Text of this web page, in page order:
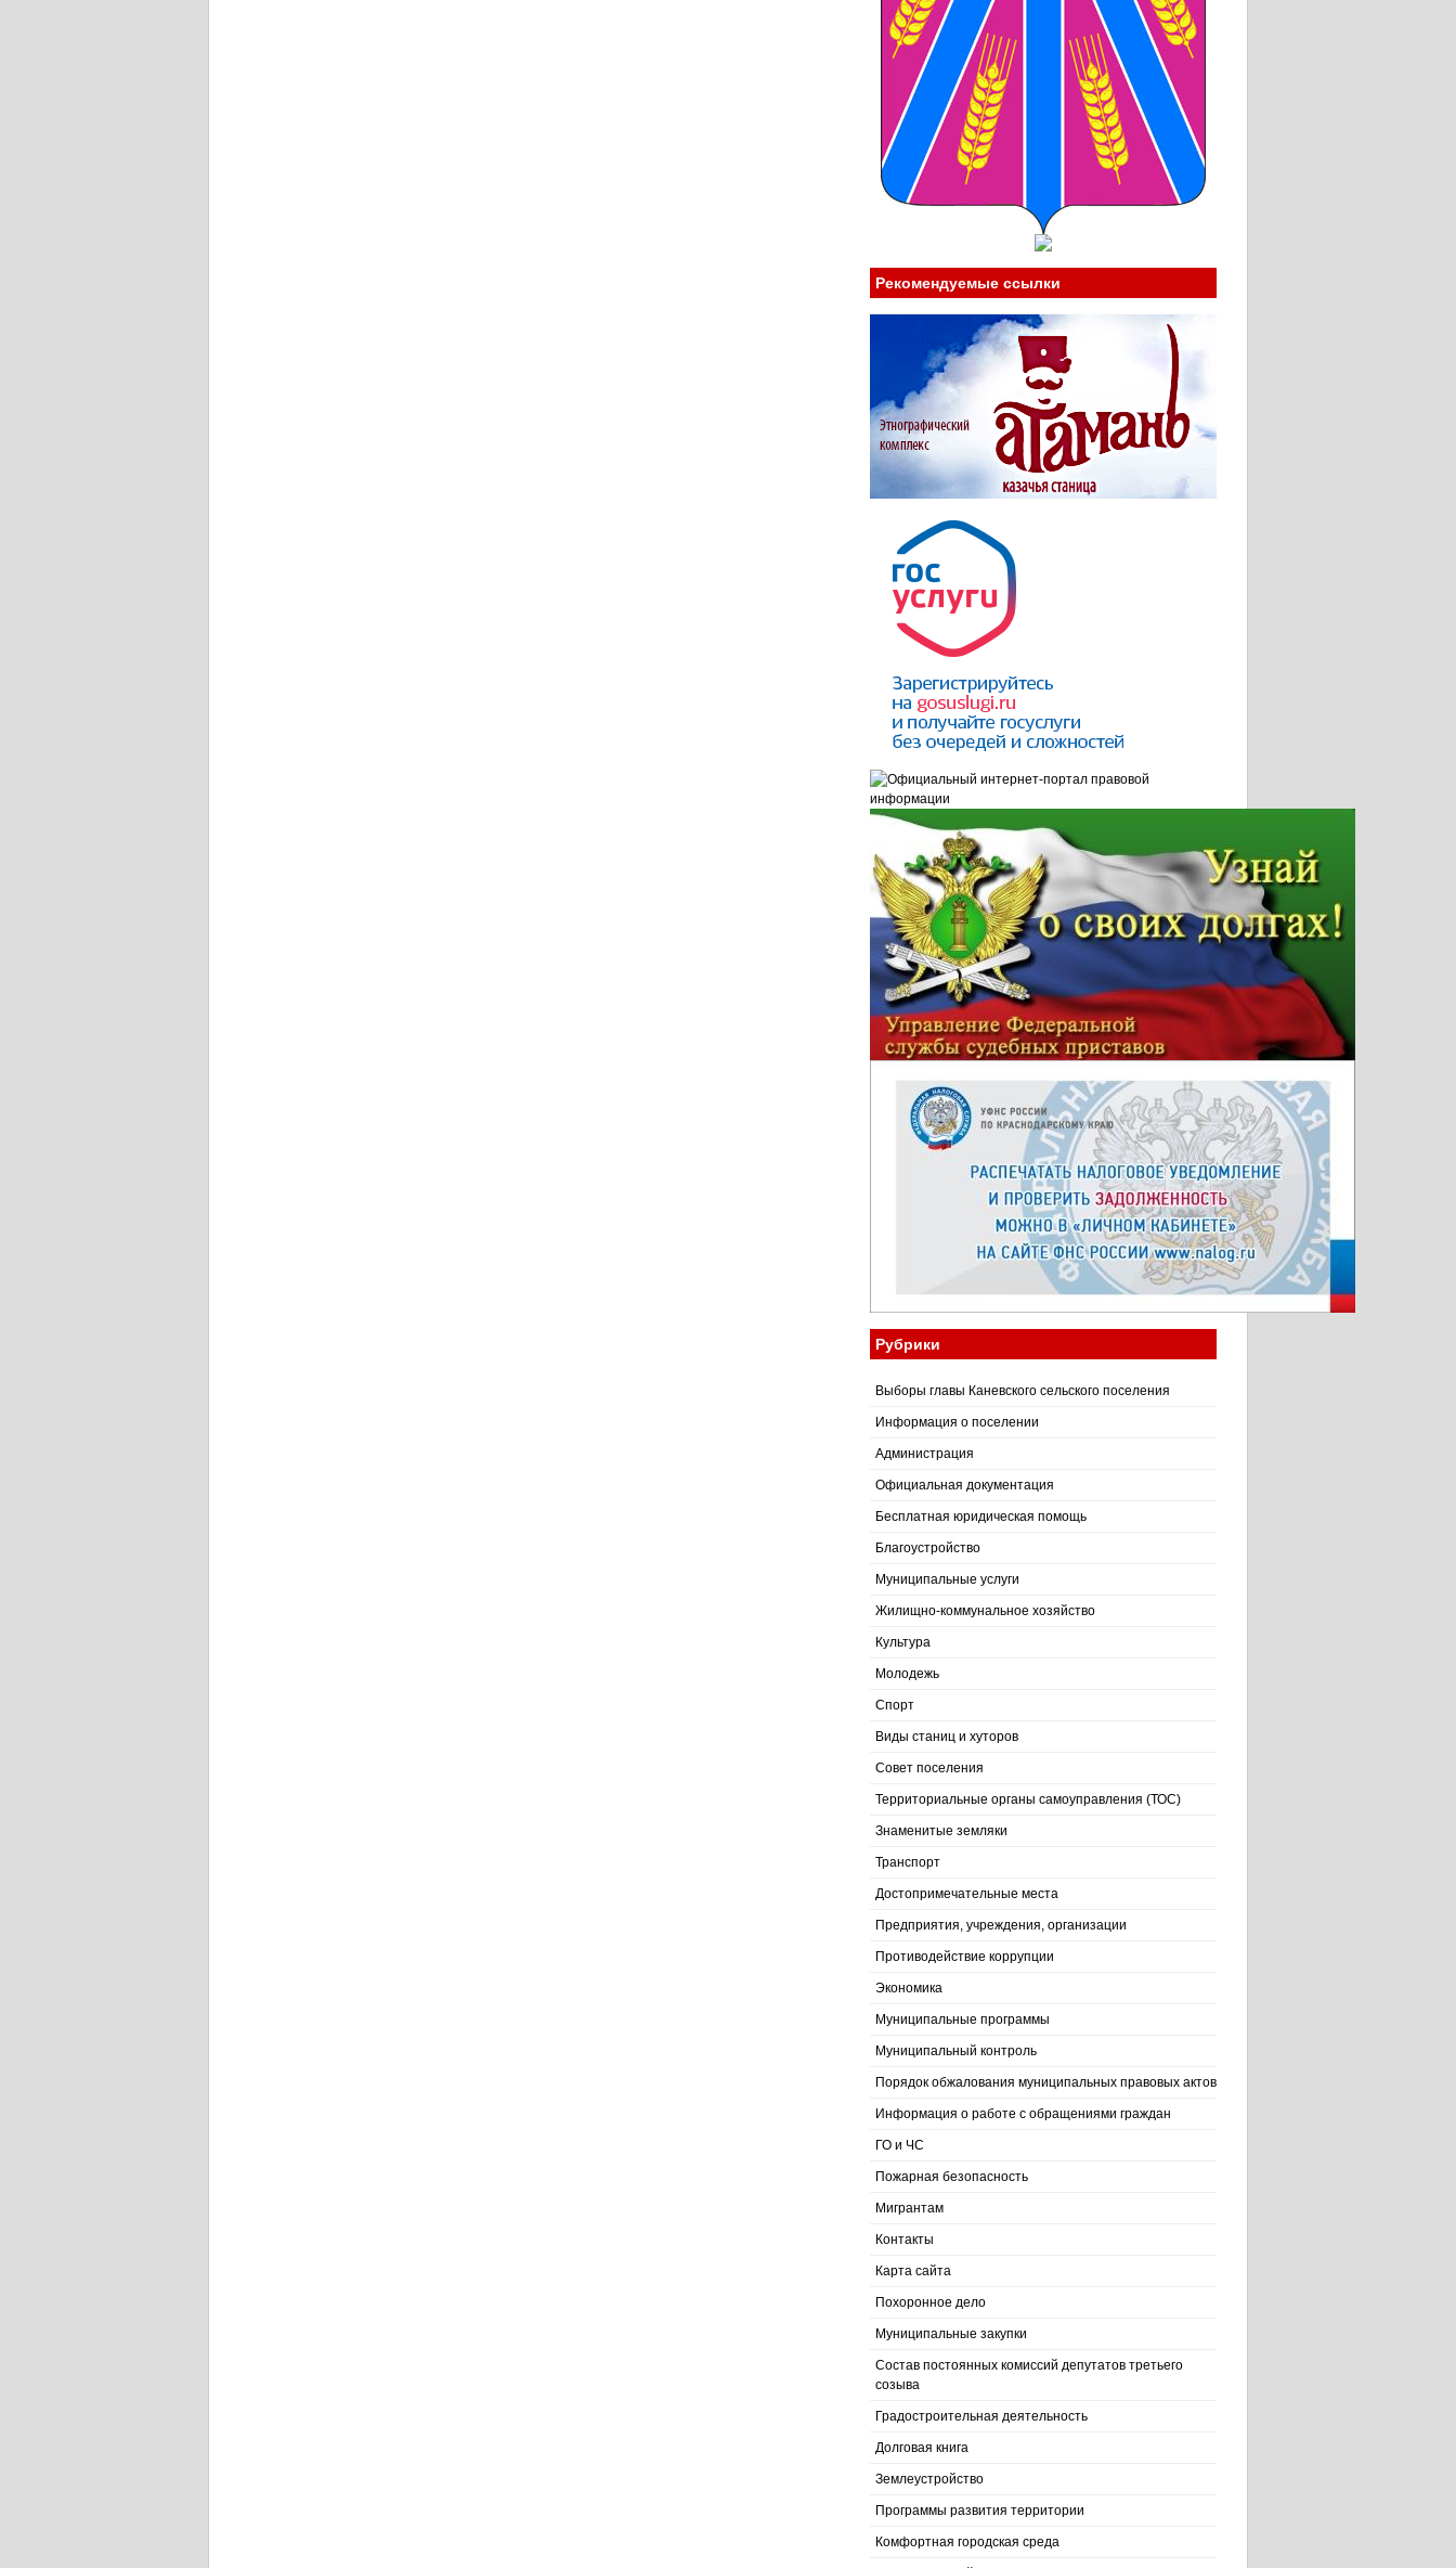
Рекомендуемые ссылки
Рубрики
Выборы главы Каневского сельского поселения
Информация о поселении
Администрация
Официальная документация
Бесплатная юридическая помощь
Благоустройство
Муниципальные услуги
Жилищно-коммунальное хозяйство
Культура
Молодежь
Спорт
Виды станиц и хуторов
Совет поселения
Территориальные органы самоуправления (ТОС)
Знаменитые земляки
Транспорт
Достопримечательные места
Предприятия, учреждения, организации
Противодействие коррупции
Экономика
Муниципальные программы
Муниципальный контроль
Порядок обжалования муниципальных правовых актов
Информация о работе с обращениями граждан
ГО и ЧС
Пожарная безопасность
Мигрантам
Контакты
Карта сайта
Похоронное дело
Муниципальные закупки
Состав постоянных комиссий депутатов третьего
созыва
Градостроительная деятельность
Долговая книга
Землеустройство
Программы развития территории
Комфортная городская среда